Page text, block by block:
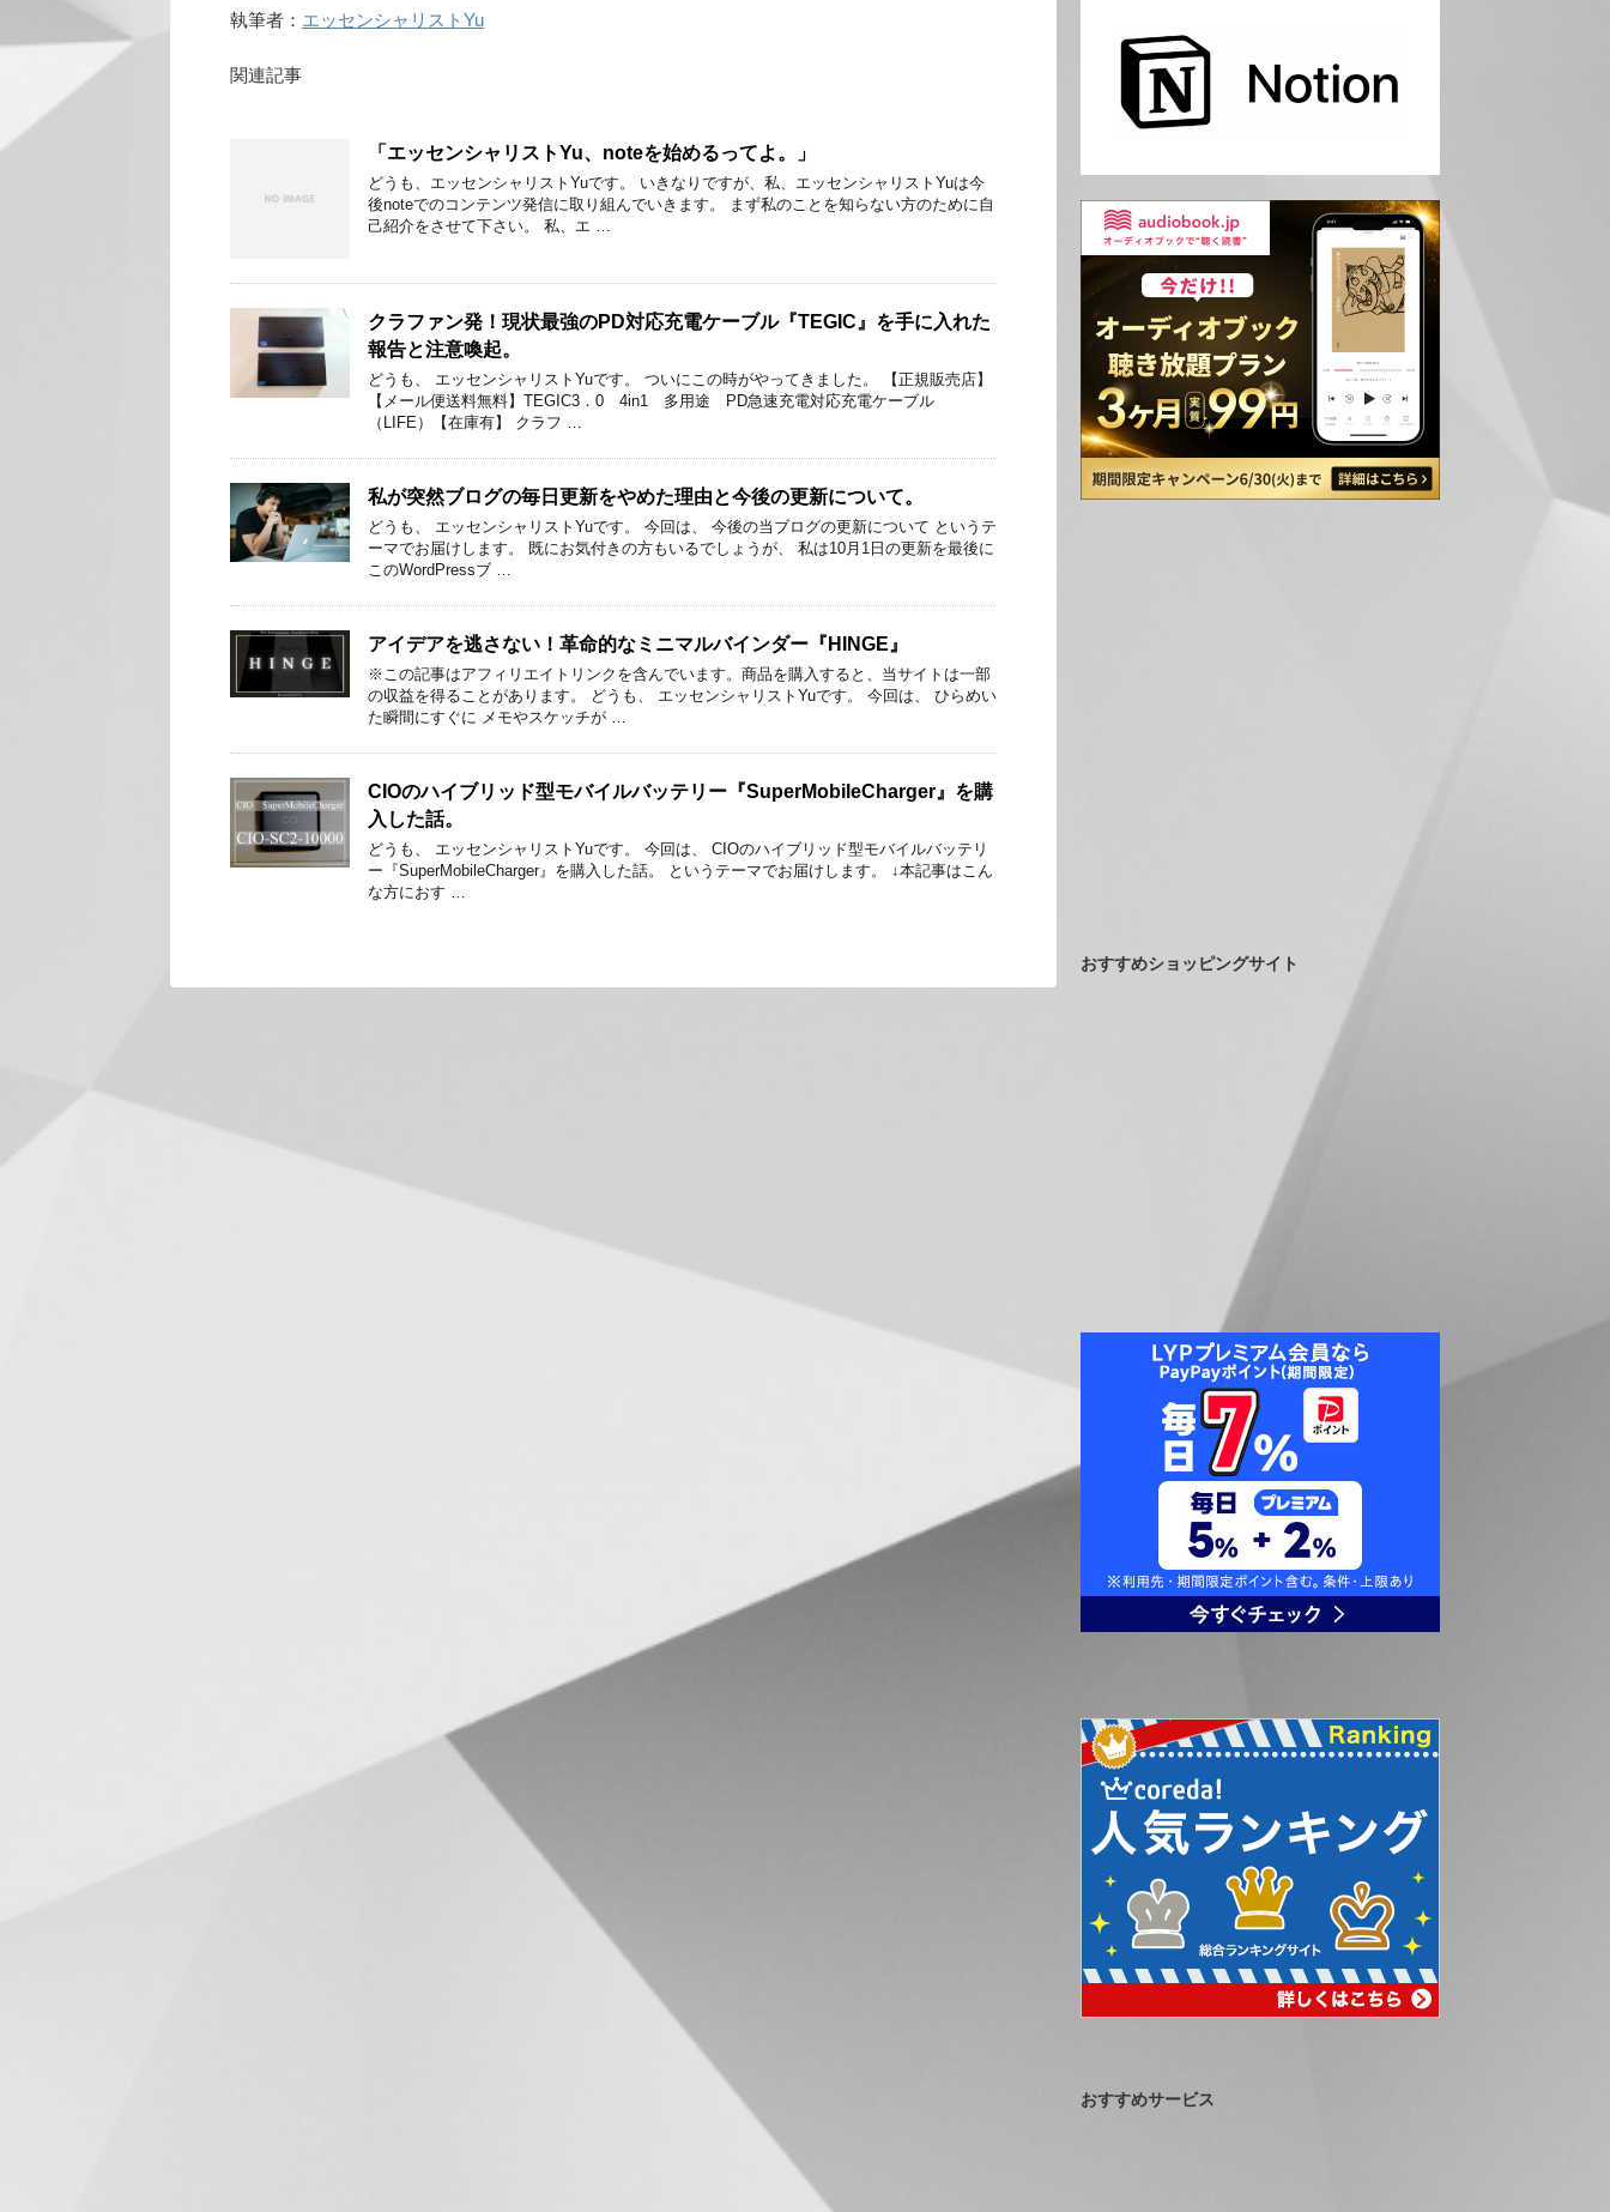
執筆者： エッセンシャリストYu
関連記事
「エッセンシャリストYu、noteを始めるってよ。」
どうも、エッセンシャリストYuです。 いきなりですが、私、エッセンシャリストYuは今
後noteでのコンテンツ発信に取り組んでいきます。 まず私のことを知らない方のために自
己紹介をさせて下さい。 私、エ …
クラファン発！現状最強のPD対応充電ケーブル『TEGIC』を手に入れた
報告と注意喚起。
どうも、 エッセンシャリストYuです。 ついにこの時がやってきました。 【正規販売店】
【メール便送料無料】TEGIC3．0 4in1 多用途 PD急速充電対応充電ケーブル
（LIFE）【在庫有】 クラフ …
私が突然ブログの毎日更新をやめた理由と今後の更新について。
どうも、 エッセンシャリストYuです。 今回は、 今後の当ブログの更新について というテ
ーマでお届けします。 既にお気付きの方もいるでしょうが、 私は10月1日の更新を最後に
このWordPressブ …
アイデアを逃さない！革命的なミニマルバインダー『HINGE』
※この記事はアフィリエイトリンクを含んでいます。商品を購入すると、当サイトは一部
の収益を得ることがあります。 どうも、 エッセンシャリストYuです。 今回は、 ひらめい
た瞬間にすぐに メモやスケッチが …
CIOのハイブリッド型モバイルバッテリー『SuperMobileCharger』を購
入した話。
どうも、 エッセンシャリストYuです。 今回は、 CIOのハイブリッド型モバイルバッテリ
ー『SuperMobileCharger』を購入した話。 というテーマでお届けします。 ↓本記事はこん
な方におす …
おすすめショッピングサイト
おすすめサービス